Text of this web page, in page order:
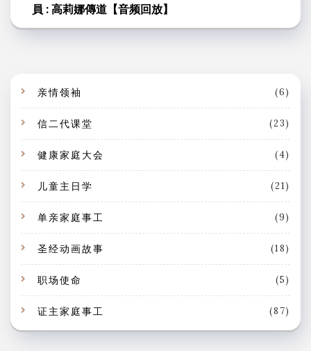
員 : 高莉娜傳道【音频回放】
亲情领袖 (6)
信二代课堂 (23)
健康家庭大会 (4)
儿童主日学 (21)
单亲家庭事工 (9)
圣经动画故事 (18)
职场使命 (5)
证主家庭事工 (87)